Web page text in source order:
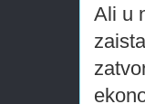
Ali u